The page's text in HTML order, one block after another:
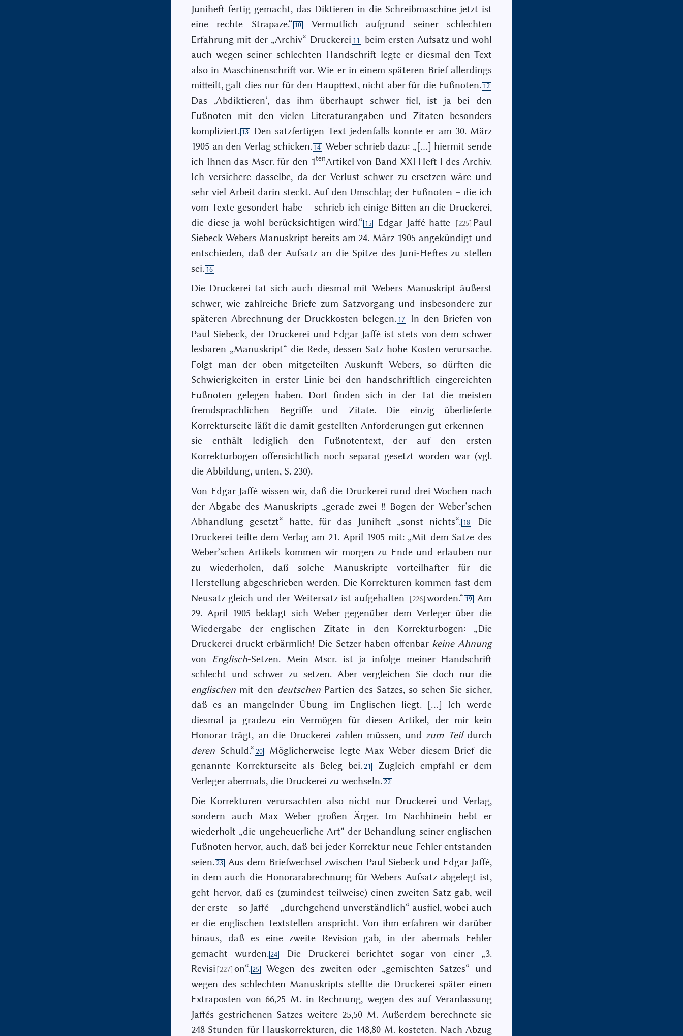
Juniheft fertig gemacht, das Diktieren in die Schreibmaschine jetzt ist
eine rechte Strapaze.“ 10
Vermutlich aufgrund seiner schlechten
Erfahrung mit der „Archiv“-Druckerei 11
beim ersten Aufsatz und wohl
auch wegen seiner schlechten Handschrift legte er diesmal den Text
also in Maschinenschrift vor. Wie er in einem späteren Brief allerdings
mitteilt, galt dies nur für den Haupttext, nicht aber für die Fußnoten. 12
Das ,Abdiktieren‘, das ihm überhaupt schwer fiel, ist ja bei den
Fußnoten mit den vielen Literaturangaben und Zitaten besonders
kompliziert. 13
Den satzfertigen Text jedenfalls konnte er am 30. März
1905 an den Verlag schicken. 14 Weber schrieb dazu: „[…] hiermit sende
ich Ihnen das Mscr. für den 1tenArtikel von Band XXI Heft I des Archiv.
Ich versichere dasselbe, da der Verlust schwer zu ersetzen wäre und
sehr viel Arbeit darin steckt. Auf den Umschlag der Fußnoten – die ich
vom Texte gesondert habe – schrieb ich einige Bitten an die Druckerei,
die diese ja wohl berücksichtigen wird.“ 15 Edgar Jaffé hatte [225] Paul
Siebeck Webers Manuskript bereits am 24. März 1905 angekündigt und
entschieden, daß der Aufsatz an die Spitze des Juni-Heftes zu stellen
sei. 16
Die Druckerei tat sich auch diesmal mit Webers Manuskript äußerst
schwer, wie zahlreiche Briefe zum Satzvorgang und insbesondere zur
späteren Abrechnung der Druckkosten belegen. 17
In den Briefen von
Paul Siebeck, der Druckerei und Edgar Jaffé ist stets von dem schwer
lesbaren „Manuskript“ die Rede, dessen Satz hohe Kosten verursache.
Folgt man der oben mitgeteilten Auskunft Webers, so dürften die
Schwierigkeiten in erster Linie bei den handschriftlich eingereichten
Fußnoten gelegen haben. Dort finden sich in der Tat die meisten
fremdsprachlichen Begriffe und Zitate. Die einzig überlieferte
Korrekturseite läßt die damit gestellten Anforderungen gut erkennen –
sie enthält lediglich den Fußnotentext, der auf den ersten
Korrekturbogen offensichtlich noch separat gesetzt worden war (vgl.
die Abbildung, unten, S. 230).
Von Edgar Jaffé wissen wir, daß die Druckerei rund drei Wochen nach
der Abgabe des Manuskripts „gerade zwei !! Bogen der Weber’schen
Abhandlung gesetzt“ hatte, für das Juniheft „sonst nichts“. 18
Die
Druckerei teilte dem Verlag am 21. April 1905 mit: „Mit dem Satze des
Weber’schen Artikels kommen wir morgen zu Ende und erlauben nur
zu wiederholen, daß solche Manuskripte vorteilhafter für die
Herstellung abgeschrieben werden. Die Korrekturen kommen fast dem
Neusatz gleich und der Weitersatz ist aufgehalten
[226] worden.“ 19 Am
29. April 1905 beklagt sich Weber gegenüber dem Verleger über die
Wiedergabe der englischen Zitate in den Korrekturbogen: „Die
Druckerei druckt erbärmlich! Die Setzer haben offenbar keine Ahnung
von Englisch-Setzen. Mein Mscr. ist ja infolge meiner Handschrift
schlecht und schwer zu setzen. Aber vergleichen Sie doch nur die
englischen mit den deutschenPartien des Satzes, so sehen Sie sicher,
daß es an mangelnder Übung im Englischen liegt. […] Ich werde
diesmal ja gradezu ein Vermögen für diesen Artikel, der mir kein
Honorar trägt, an die Druckerei zahlen müssen, undzum Teildurch
deren Schuld.“ 20
Möglicherweise legte Max Weber diesem Brief die
genannte Korrekturseite als Beleg bei.21
Zugleich empfahl er dem
Verleger abermals, die Druckerei zu wechseln.22
Die Korrekturen verursachten also nicht nur Druckerei und Verlag,
sondern auch Max Weber großen Ärger. Im Nachhinein hebt er
wiederholt „die ungeheuerliche Art“ der Behandlung seiner englischen
Fußnoten hervor, auch, daß bei jeder Korrektur neue Fehler entstanden
seien.23 Aus dem Briefwechsel zwischen Paul Siebeck und Edgar Jaffé,
in dem auch die Honorarabrechnung für Webers Aufsatz abgelegt ist,
geht hervor, daß es (zumindest teilweise) einen zweiten Satz gab, weil
der erste – so Jaffé – „durchgehend unverständlich“ ausfiel, wobei auch
er die englischen Textstellen anspricht. Von ihm erfahren wir darüber
hinaus, daß es eine zweite Revision gab, in der abermals Fehler
gemacht wurden.24
Die Druckerei berichtet sogar von einer „3.
Revisi [227] on“.25
Wegen des zweiten oder „gemischten Satzes“ und
wegen des schlechten Manuskripts stellte die Druckerei später einen
Extraposten von 66,25 Μ. in Rechnung, wegen des auf Veranlassung
Jaffés gestrichenen Satzes weitere 25,50 Μ. Außerdem berechnete sie
248 Stunden für Hauskorrekturen, die 148,80 Μ. kosteten. Nach Abzug